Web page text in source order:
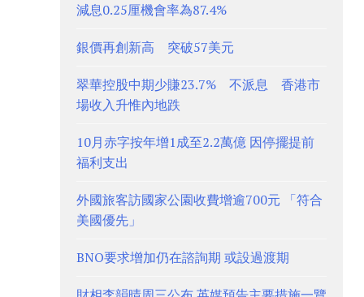
減息0.25厘機會率為87.4%
銀價再創新高 突破57美元
翠華控股中期少賺23.7% 不派息 香港市
場收入升惟內地跌
10月赤字按年增1成至2.2萬億 因停擺提前
福利支出
外國旅客訪國家公園收費增逾700元 「符合
美國優先」
BNO要求增加仍在諮詢期 或設過渡期